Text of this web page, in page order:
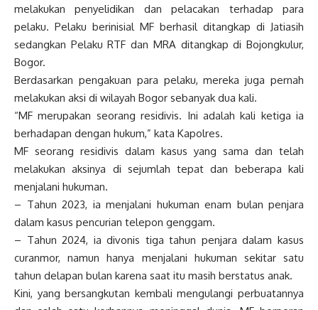
melakukan penyelidikan dan pelacakan terhadap para
pelaku. Pelaku berinisial MF berhasil ditangkap di Jatiasih
sedangkan Pelaku RTF dan MRA ditangkap di Bojongkulur,
Bogor.
Berdasarkan pengakuan para pelaku, mereka juga pernah
melakukan aksi di wilayah Bogor sebanyak dua kali.
“MF merupakan seorang residivis. Ini adalah kali ketiga ia
berhadapan dengan hukum,” kata Kapolres.
MF seorang residivis dalam kasus yang sama dan telah
melakukan aksinya di sejumlah tepat dan beberapa kali
menjalani hukuman.
– Tahun 2023, ia menjalani hukuman enam bulan penjara
dalam kasus pencurian telepon genggam.
– Tahun 2024, ia divonis tiga tahun penjara dalam kasus
curanmor, namun hanya menjalani hukuman sekitar satu
tahun delapan bulan karena saat itu masih berstatus anak.
Kini, yang bersangkutan kembali mengulangi perbuatannya